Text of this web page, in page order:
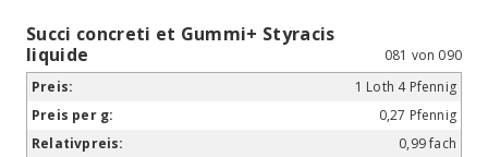
Succi concreti et Gummi+ Styracis
liquide
081 von 090
1 Loth 4 Pfennig
0,27 Pfennig
0,99 fach